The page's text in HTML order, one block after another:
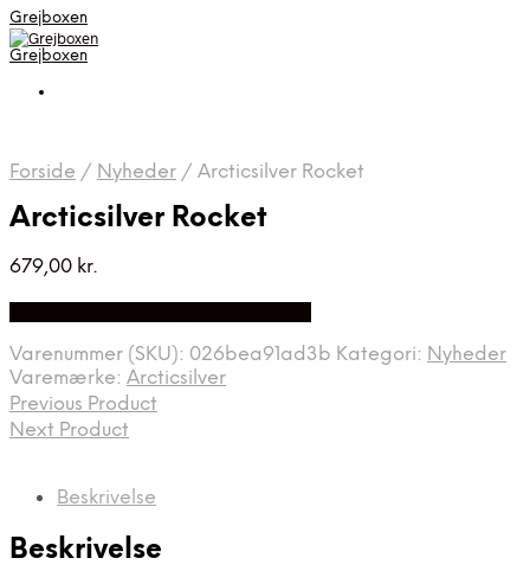
Grejboxen
Grejboxen
Forside / Nyheder / Arcticsilver Rocket
Arcticsilver Rocket
679,00 kr.
Varenummer (SKU): 026bea91ad3b Kategori: Nyheder
Varemærke: Arcticsilver
Previous Product
Next Product
Beskrivelse
Beskrivelse